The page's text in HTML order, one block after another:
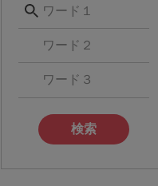
検索